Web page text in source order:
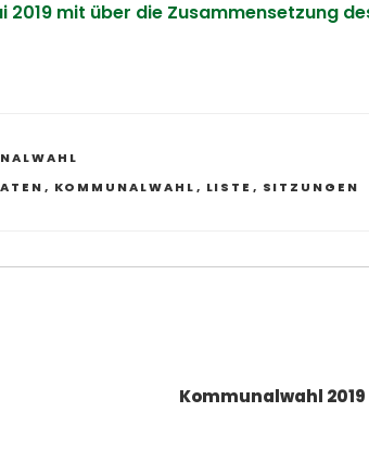
2019 mit über die Zusammensetzung
, KOMMUNALWAHL, LISTE , SITZUNGEN
Kommunalwahl 2019